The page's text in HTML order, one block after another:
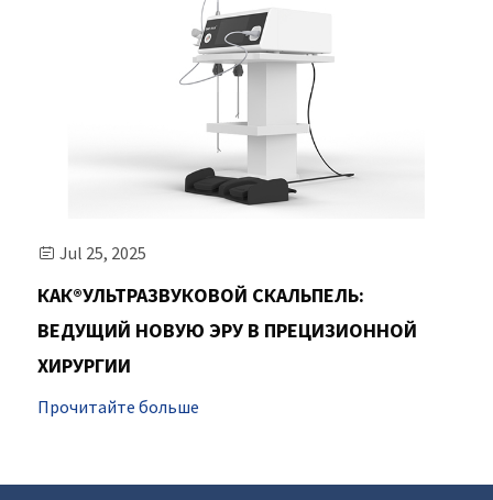
 Jul 25, 2025
КАК®УЛЬТРАЗВУКОВОЙ СКАЛЬПЕЛЬ:
ВЕДУЩИЙ НОВУЮ ЭРУ В ПРЕЦИЗИОННОЙ
ХИРУРГИИ
Прочитайте больше